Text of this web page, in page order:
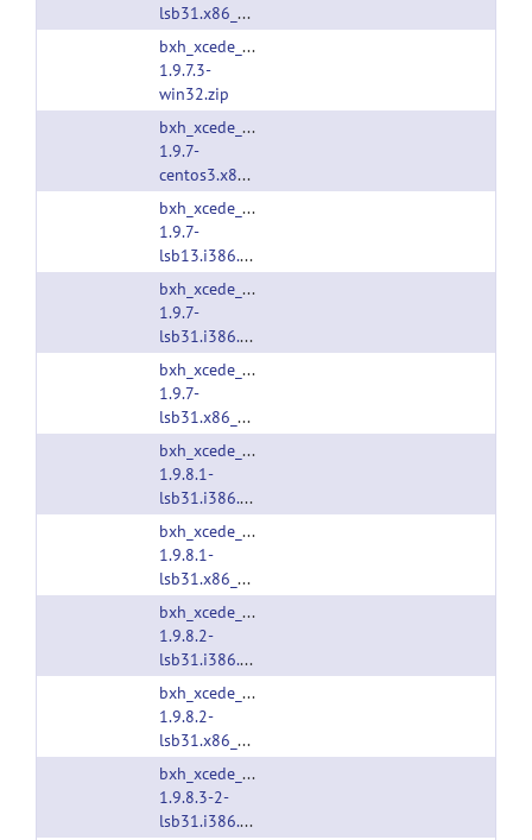
lsb31.x86_64.tgz
bxh_xcede_tools-
1.9.7.3-
win32.zip
bxh_xcede_tools-
1.9.7-
centos3.x86_64.tgz
bxh_xcede_tools-
1.9.7-
lsb13.i386.tgz
bxh_xcede_tools-
1.9.7-
lsb31.i386.tgz
bxh_xcede_tools-
1.9.7-
lsb31.x86_64.tgz
bxh_xcede_tools-
1.9.8.1-
lsb31.i386.tgz
bxh_xcede_tools-
1.9.8.1-
lsb31.x86_64.tgz
bxh_xcede_tools-
1.9.8.2-
lsb31.i386.tgz
bxh_xcede_tools-
1.9.8.2-
lsb31.x86_64.tgz
bxh_xcede_tools-
1.9.8.3-2-
lsb31.i386.tgz